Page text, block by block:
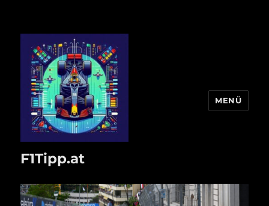
F1Tipp.at
MENÜ